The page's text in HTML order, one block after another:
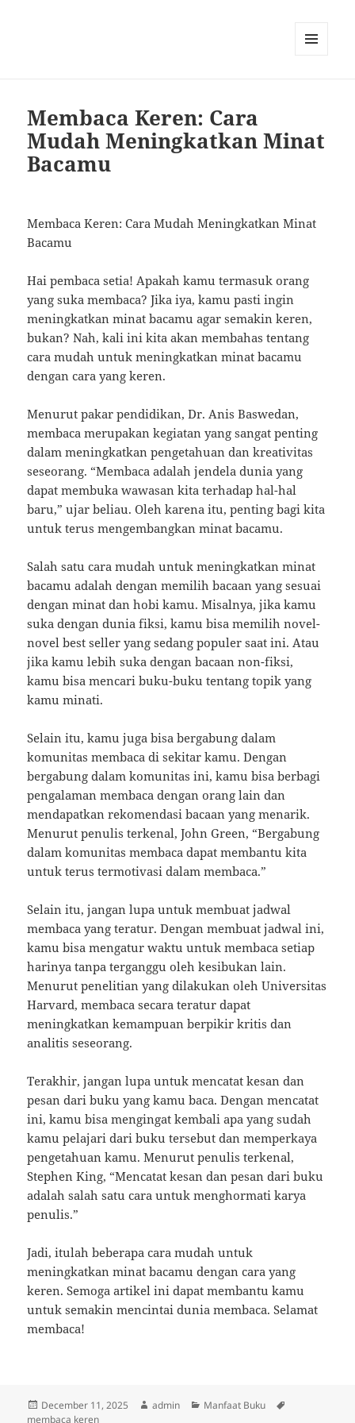
Membaca Keren: Cara
Mudah Meningkatkan Minat
Bacamu
Membaca Keren: Cara Mudah Meningkatkan Minat
Bacamu
Hai pembaca setia! Apakah kamu termasuk orang
yang suka membaca? Jika iya, kamu pasti ingin
meningkatkan minat bacamu agar semakin keren,
bukan? Nah, kali ini kita akan membahas tentang
cara mudah untuk meningkatkan minat bacamu
dengan cara yang keren.
Menurut pakar pendidikan, Dr. Anis Baswedan,
membaca merupakan kegiatan yang sangat penting
dalam meningkatkan pengetahuan dan kreativitas
seseorang. “Membaca adalah jendela dunia yang
dapat membuka wawasan kita terhadap hal-hal
baru,” ujar beliau. Oleh karena itu, penting bagi kita
untuk terus mengembangkan minat bacamu.
Salah satu cara mudah untuk meningkatkan minat
bacamu adalah dengan memilih bacaan yang sesuai
dengan minat dan hobi kamu. Misalnya, jika kamu
suka dengan dunia fiksi, kamu bisa memilih novel-
novel best seller yang sedang populer saat ini. Atau
jika kamu lebih suka dengan bacaan non-fiksi,
kamu bisa mencari buku-buku tentang topik yang
kamu minati.
Selain itu, kamu juga bisa bergabung dalam
komunitas membaca di sekitar kamu. Dengan
bergabung dalam komunitas ini, kamu bisa berbagi
pengalaman membaca dengan orang lain dan
mendapatkan rekomendasi bacaan yang menarik.
Menurut penulis terkenal, John Green, “Bergabung
dalam komunitas membaca dapat membantu kita
untuk terus termotivasi dalam membaca.”
Selain itu, jangan lupa untuk membuat jadwal
membaca yang teratur. Dengan membuat jadwal ini,
kamu bisa mengatur waktu untuk membaca setiap
harinya tanpa terganggu oleh kesibukan lain.
Menurut penelitian yang dilakukan oleh Universitas
Harvard, membaca secara teratur dapat
meningkatkan kemampuan berpikir kritis dan
analitis seseorang.
Terakhir, jangan lupa untuk mencatat kesan dan
pesan dari buku yang kamu baca. Dengan mencatat
ini, kamu bisa mengingat kembali apa yang sudah
kamu pelajari dari buku tersebut dan memperkaya
pengetahuan kamu. Menurut penulis terkenal,
Stephen King, “Mencatat kesan dan pesan dari buku
adalah salah satu cara untuk menghormati karya
penulis.”
Jadi, itulah beberapa cara mudah untuk
meningkatkan minat bacamu dengan cara yang
keren. Semoga artikel ini dapat membantu kamu
untuk semakin mencintai dunia membaca. Selamat
membaca!
Posted
on
December 11, 2025 Author
admin Categories
Manfaat Buku
membaca keren